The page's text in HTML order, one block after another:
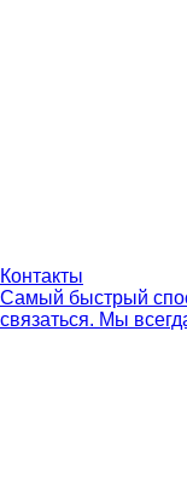
Контакты
Самый быстрый
связаться. Мы